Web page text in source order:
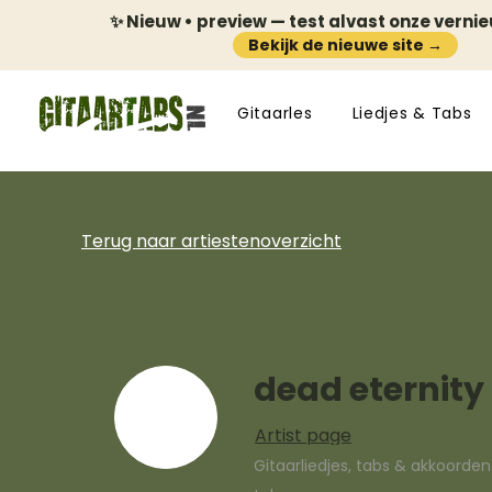
✨ Nieuw • preview — test alvast onze
Bekijk de nieuwe site →
Gitaarles Liedjes & Tabs
Terug naar artiestenoverzicht
dead eternity
Artist page
Gitaarliedjes, tabs &